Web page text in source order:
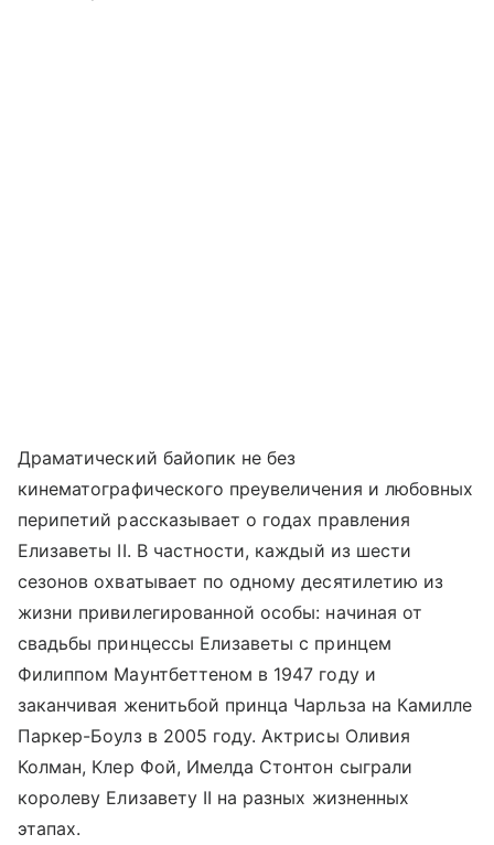
Драматический байопик не без
кинематографического преувеличения и любовных
перипетий рассказывает о годах правления
Елизаветы II. В частности, каждый из шести
сезонов охватывает по одному десятилетию из
жизни привилегированной особы: начиная от
свадьбы принцессы Елизаветы с принцем
Филиппом Маунтбеттеном в 1947 году и
заканчивая женитьбой принца Чарльза на Камилле
Паркер-Боулз в 2005 году. Актрисы Оливия
Колман, Клер Фой, Имелда Стонтон сыграли
королеву Елизавету II на разных жизненных
этапах.